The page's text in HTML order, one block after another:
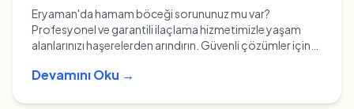
Eryaman'da hamam böceği sorununuz mu var?
Profesyonel ve garantili ilaçlama hizmetimizle yaşam
alanlarınızı haşerelerden arındırın. Güvenli çözümler için
Devamını Oku →